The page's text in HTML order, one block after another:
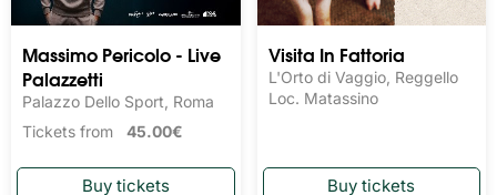
Massimo Pericolo - Live
Palazzetti
Palazzo Dello Sport, Roma
Tickets from 45.00€
Visita In Fattoria
L'Orto di Vaggio, Reggello
Loc. Matassino